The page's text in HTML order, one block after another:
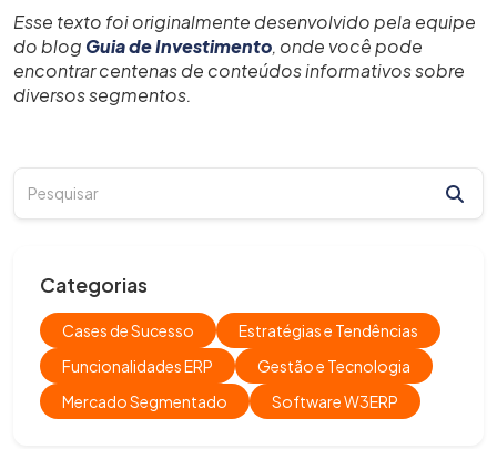
Categorias
Cases de Sucesso
Estratégias e Tendências
Funcionalidades ERP
Gestão e Tecnologia
Mercado Segmentado
Software W3ERP
Esse texto foi originalmente desenvolvido pela equipe
do blog Guia de Investimento, onde você pode
encontrar centenas de conteúdos informativos sobre
diversos segmentos.